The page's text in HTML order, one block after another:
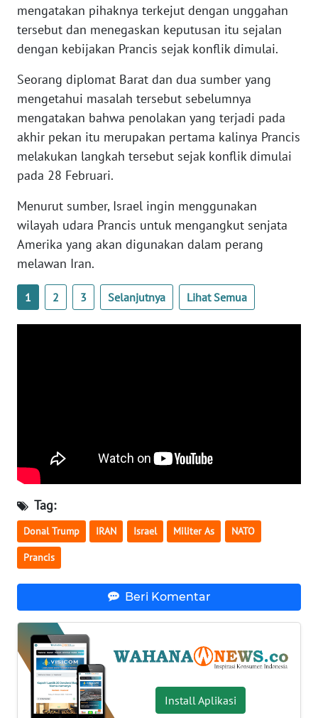
mengatakan pihaknya terkejut dengan unggahan
tersebut dan menegaskan keputusan itu sejalan
dengan kebijakan Prancis sejak konflik dimulai.
Seorang diplomat Barat dan dua sumber yang
mengetahui masalah tersebut sebelumnya
mengatakan bahwa penolakan yang terjadi pada
akhir pekan itu merupakan pertama kalinya Prancis
melakukan langkah tersebut sejak konflik dimulai
pada 28 Februari.
Menurut sumber, Israel ingin menggunakan
wilayah udara Prancis untuk mengangkut senjata
Amerika yang akan digunakan dalam perang
melawan Iran.
1 2 3 Selanjutnya Lihat Semua
Tag:
Donal Trump IRAN Israel Militer As NATO
Prancis
Beri Komentar
Install Aplikasi
JABAR
BANTEN
WN
NTT
KEPRI
WN
PAPUA
WN
WN
SULTRA
WN
WN
SULTENG
WN
SULBAR